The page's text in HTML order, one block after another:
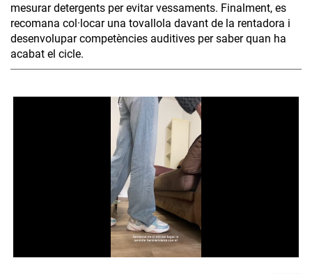
mesurar detergents per evitar vessaments. Finalment, es
recomana col·locar una tovallola davant de la rentadora i
desenvolupar competències auditives per saber quan ha
acabat el cicle.